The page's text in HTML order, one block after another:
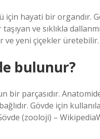
için hayati bir organdır.
ve sıklıkla
ve yeni çiçekler üretebilir.
bulunur?
bir parçasıdır.
Gövde için
(zooloji) –